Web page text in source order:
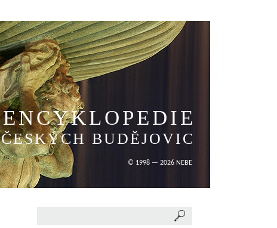
ENCYKLOPEDIE
ČESKÝCH BUDĚJOVIC
© 1998 — 2026 NEBE